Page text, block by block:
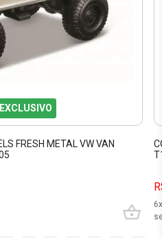
FRESH METAL VW VAN
6